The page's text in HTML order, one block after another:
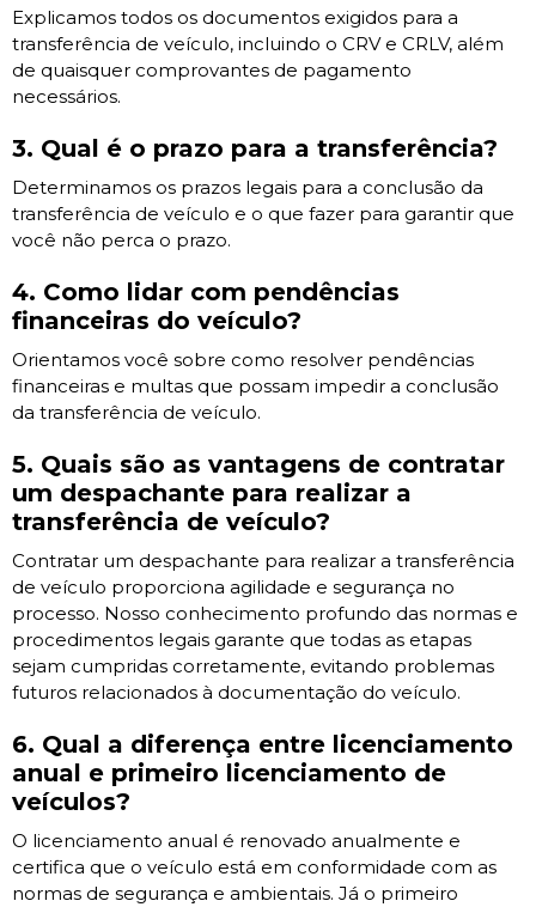
Explicamos todos os documentos exigidos para a
transferência de veículo, incluindo o CRV e CRLV, além
de quaisquer comprovantes de pagamento
necessários.
3. Qual é o prazo para a transferência?
Determinamos os prazos legais para a conclusão da
transferência de veículo e o que fazer para garantir que
você não perca o prazo.
4. Como lidar com pendências
financeiras do veículo?
Orientamos você sobre como resolver pendências
financeiras e multas que possam impedir a conclusão
da transferência de veículo.
5. Quais são as vantagens de contratar
um despachante para realizar a
transferência de veículo?
Contratar um despachante para realizar a transferência
de veículo proporciona agilidade e segurança no
processo. Nosso conhecimento profundo das normas e
procedimentos legais garante que todas as etapas
sejam cumpridas corretamente, evitando problemas
futuros relacionados à documentação do veículo.
6. Qual a diferença entre licenciamento
anual e primeiro licenciamento de
veículos?
O licenciamento anual é renovado anualmente e
certifica que o veículo está em conformidade com as
normas de segurança e ambientais. Já o primeiro